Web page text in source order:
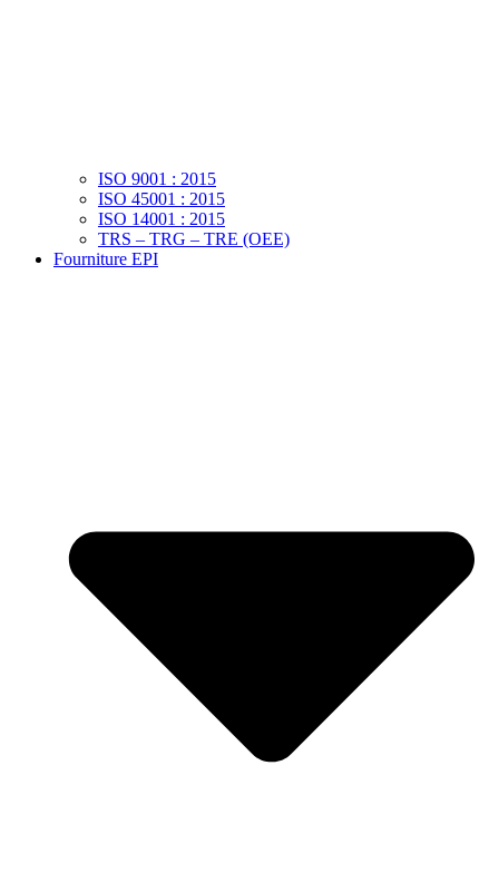
ISO 9001 : 2015
ISO 45001 : 2015
ISO 14001 : 2015
TRS – TRG – TRE (OEE)
Fourniture EPI